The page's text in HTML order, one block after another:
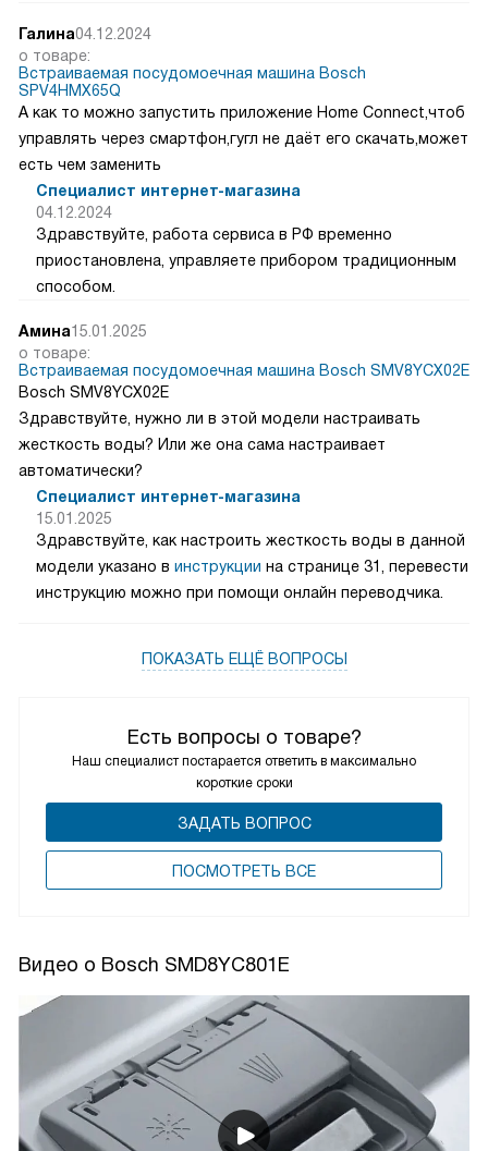
Есть вопросы о товаре?
Наш специалист постарается ответить в максимально
короткие сроки
ЗАДАТЬ ВОПРОС
ПОCМОТРЕТЬ ВСЕ
Галина04.12.2024
о товаре:
Встраиваемая посудомоечная машина Bosch
SPV4HMX65Q
А как то можно запустить приложение Home Connect,чтоб
управлять через смартфон,гугл не даёт его скачать,может
есть чем заменить
Специалист интернет-магазина
04.12.2024
Здравствуйте, работа сервиса в РФ временно
приостановлена, управляете прибором традиционным
способом.
Амина15.01.2025
о товаре:
Встраиваемая посудомоечная машина Bosch SMV8YCX02E
Bosch SMV8YCX02E
Здравствуйте, нужно ли в этой модели настраивать
жесткость воды? Или же она сама настраивает
автоматически?
Специалист интернет-магазина
15.01.2025
Здравствуйте, как настроить жесткость воды в данной
модели указано в инструкции на странице 31, перевести
инструкцию можно при помощи онлайн переводчика.
ПОКАЗАТЬ ЕЩЁ ВОПРОСЫ
Видео о Bosch SMD8YC801E